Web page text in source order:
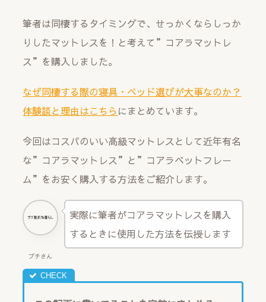
筆者は同棲するタイミングで、せっかくならしっか
りしたマットレスを！と考えて”コアラマットレ
ス”を購入しました。
なぜ同棲する際の寝具・ベッド選びが大事なのか？
体験談と理由はこちら にまとめています。
今回はコスパのいい高級マットレスとして近年有名
な”コアラマットレス”と”コアラベットフレー
ム”をお安く購入する方法をご紹介します。
プチさん
実際に筆者がコアラマットレスを購入
するときに使用した方法を伝授します